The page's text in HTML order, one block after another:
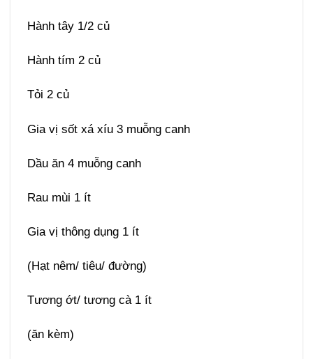
Hành tây 1/2 củ
Hành tím 2 củ
Tỏi 2 củ
Gia vị sốt xá xíu 3 muỗng canh
Dầu ăn 4 muỗng canh
Rau mùi 1 ít
Gia vị thông dụng 1 ít
(Hạt nêm/ tiêu/ đường)
Tương ớt/ tương cà 1 ít
(ăn kèm)